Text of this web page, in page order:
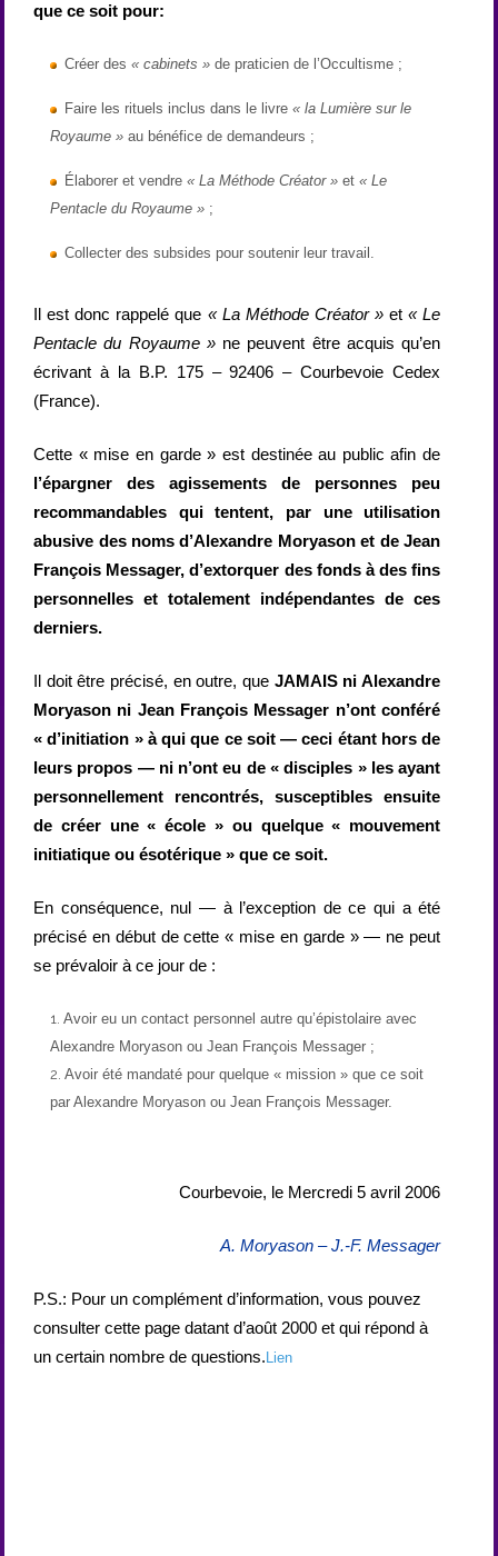
que ce soit pour:
Créer des« cabinets » de praticien de l’Occultisme ;
Faire les rituels inclus dans le livre« la Lumière sur le
Royaume » au bénéfice de demandeurs ;
Élaborer et vendre« La Méthode Créator » et« Le
Pentacle du Royaume » ;
Collecter des subsides pour soutenir leur travail.
Il est donc rappelé que « La Méthode Créator »et« Le
Pentacle du Royaume »ne peuvent être acquis qu’en
écrivant à la B.P. 175 – 92406 – Courbevoie Cedex
(France).
Cette « mise en garde » est destinée au public afin de
l’épargner des agissements de personnes peu
recommandables qui tentent, par une utilisation
abusive des noms d’Alexandre Moryason et de Jean
François Messager, d’extorquer des fonds à des fins
personnelles et totalement indépendantes de ces
derniers.
Il doit être précisé, en outre, que JAMAIS ni Alexandre
Moryason ni Jean François Messager n’ont conféré
« d’initiation » à qui que ce soit — ceci étant hors de
leurs propos — ni n’ont eu de « disciples » les ayant
personnellement rencontrés, susceptibles ensuite
de créer une « école » ou quelque « mouvement
initiatique ou ésotérique » que ce soit.
En conséquence, nul — à l’exception de ce qui a été
précisé en début de cette « mise en garde » — ne peut
se prévaloir à ce jour de :
Avoir eu un contact personnel autre qu’épistolaire avec
Alexandre Moryason ou Jean François Messager ;
Avoir été mandaté pour quelque « mission » que ce soit
par Alexandre Moryason ou Jean François Messager.
Courbevoie, le Mercredi 5 avril 2006
A. Moryason – J.-F. Messager
P.S.: Pour un complément d’information, vous pouvez
consulter cette page datant d’août 2000 et qui répond à
un certain nombre de questions. Lien